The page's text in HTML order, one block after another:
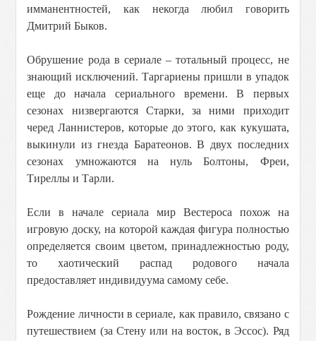
имманентностей, как некогда любил говорить
Дмитрий Быков.
Обрушение рода в сериале – тотальный процесс, не
знающий исключений. Таргариены пришли в упадок
еще до начала сериального времени. В первых
сезонах низвергаются Старки, за ними приходит
черед Ланнистеров, которые до этого, как кукушата,
выкинули из гнезда Баратеонов. В двух последних
сезонах умножаются на нуль Болтоны, Фреи,
Тиреллы и Тарли.
Если в начале сериала мир Вестероса похож на
игровую доску, на которой каждая фигура полностью
определяется своим цветом, принадлежностью роду,
то хаотический распад родового начала
предоставляет индивидуума самому себе.
Рождение личности в сериале, как правило, связано с
путешествием (за Стену или на восток, в Эссос). Ряд